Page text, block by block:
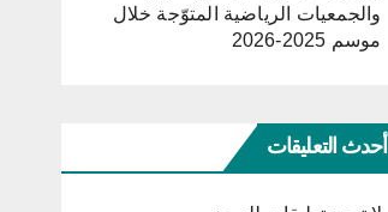
والجمعيات الرياضية المتوّجة خلال
موسم 2025-2026
أحدث التعليقات